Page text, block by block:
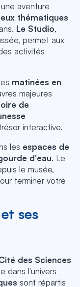
aventure
thématiques
Le Studio,
permet aux
activités
matinées en
majeures
de
interactive.
les espaces de
d'eau. Le
le musée,
terminer votre
ses
des Sciences
dans l'univers
sont répartis